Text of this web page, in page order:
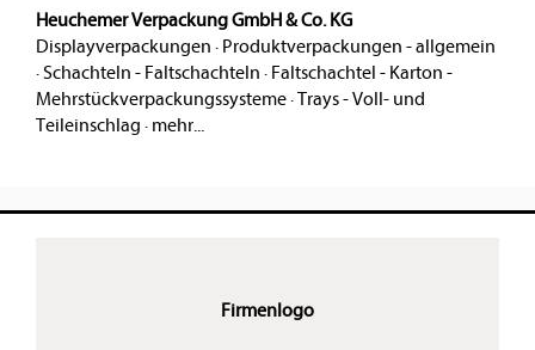
Heuchemer Verpackung GmbH & Co. KG
Displayverpackungen · Produktverpackungen - allgemein
·Schachteln - Faltschachteln · Faltschachtel - Karton -
Mehrstückverpackungssysteme·Trays - Voll- und
Teileinschlag · mehr...
Firmenlogo